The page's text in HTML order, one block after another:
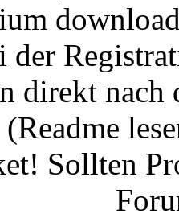
der
direkt nach
Sollten